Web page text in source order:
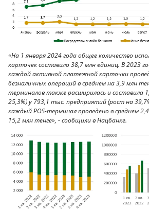
«На 1 января 2024 года общее количество
карточек составило 38,7 млн единиц. В 2023
каждой активной платежной карточки
безналичных операций в среднем на 3,9 млн
терминалов также расширилась и составила
25,3%) у 793,1 тыс. предприятий (рост на
каждый POS-терминал проведено в среднем
15,2 млн тенге», - сообщили в Нацбанке.